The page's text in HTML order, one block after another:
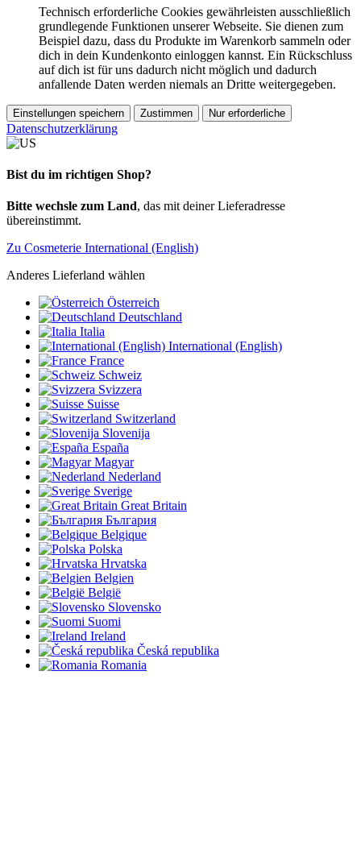
Technisch erforderliche Cookies gewährleisten ausschließlich
grundlegende Funktionen unserer Webseite. Sie dienen zum
Beispiel dazu, dass du Produkte im Warenkorb sammeln oder
dich in dein Kundenkonto einloggen kannst. Ein Rückschluss
auf dich ist für uns dadurch nicht möglich und dadurch
anfallende Daten werden niemals an Dritte weitergegeben.
Einstellungen speichern Zustimmen Nur erforderliche
Datenschutzerklärung
Bist du im richtigen Shop?
Bitte wechsle zum Land, das mit deiner Lieferadresse
übereinstimmt.
Zu Cosmeterie International (English)
Anderes Lieferland wählen
Österreich
Deutschland
Italia
International (English)
France
Schweiz
Svizzera
Suisse
Switzerland
Slovenija
España
Magyar
Nederland
Sverige
Great Britain
България
Belgique
Polska
Hrvatska
Belgien
België
Slovensko
Suomi
Ireland
Česká republika
Romania